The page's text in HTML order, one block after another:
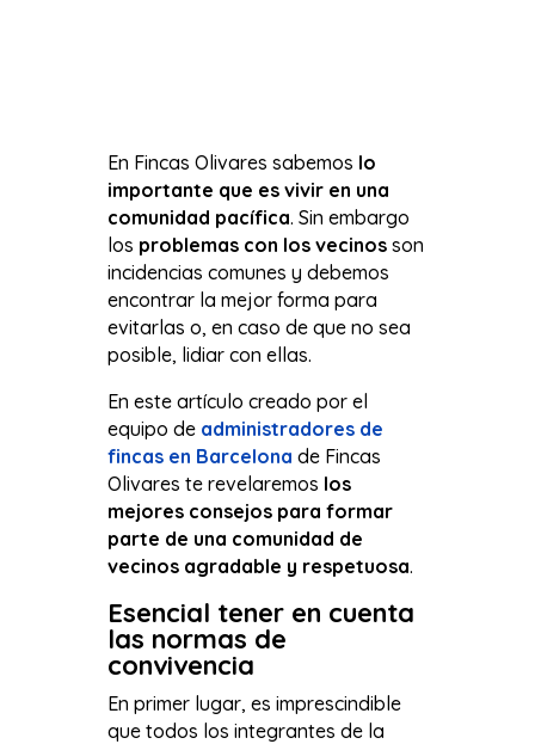
En Fincas Olivares sabemos lo
importante que es vivir en una
comunidad pacífica. Sin embargo
los problemas con los vecinosson
incidencias comunes y debemos
encontrar la mejor forma para
evitarlas o, en caso de que no sea
posible, lidiar con ellas.
En este artículo creado por el
equipo de administradores de
fincas en Barcelona de Fincas
Olivares te revelaremos los
mejores consejos para formar
parte de una comunidad de
vecinos agradable y respetuosa.
Esencial tener en cuenta
las normas de
convivencia
En primer lugar, es imprescindible
que todos los integrantes de la